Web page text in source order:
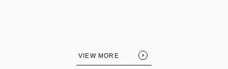
VIEW MORE